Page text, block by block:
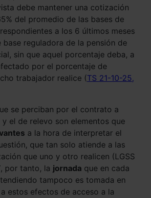
debe mantener una cotización
del promedio de las bases de
a los 6 últimos meses
reguladora de la pensión de
sin que aquel porcentaje deba, a
por el porcentaje de
trabajador realice (TS 21-10-25,
se perciban por el contrato a
el de relevo son elementos que
a la hora de interpretar el
que tan solo atiende a las
que uno y otro realicen (LGSS
por tanto, la jornada que en cada
tampoco es tomada en
estos efectos de acceso a la